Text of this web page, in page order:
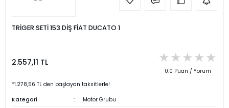
TRİGER SETİ 153 DİŞ FİAT DUCATO 1
2.557,11 TL
0.0 Puan / Yorum
*1.278,56 TL den başlayan taksitlerle!
Kategori
Motor Grubu